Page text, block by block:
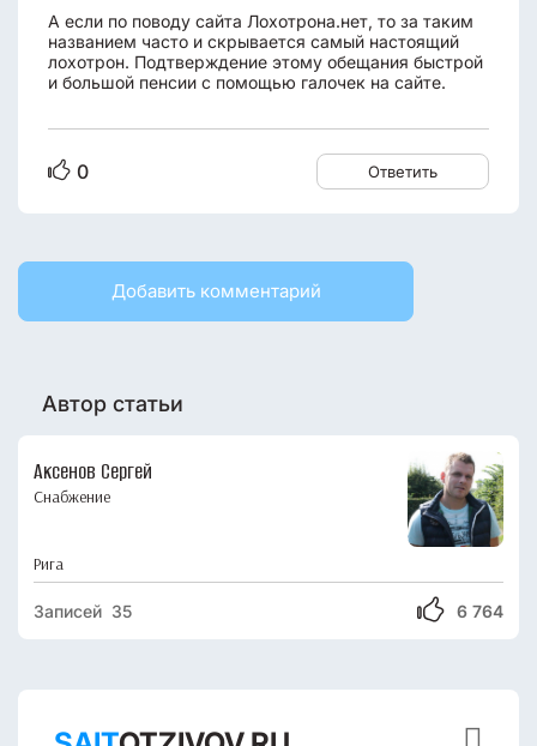
А если по поводу сайта Лохотрона.нет, то за таким
названием часто и скрывается самый настоящий
лохотрон. Подтверждение этому обещания быстрой
и большой пенсии с помощью галочек на сайте.
0 Ответить
Добавить комментарий
Автор статьи
Аксенов Сергей
Снабжение
Рига
6 764
Записей 35